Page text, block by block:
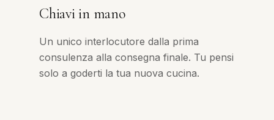
Chiavi in mano
Un unico interlocutore dalla prima
consulenza alla consegna finale. Tu pensi
solo a goderti la tua nuova cucina.